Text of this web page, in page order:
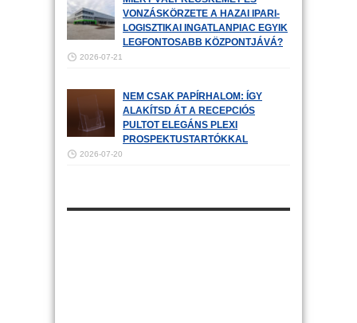
VONZÁSKÖRZETE A HAZAI IPARI-
LOGISZTIKAI INGATLANPIAC EGYIK
LEGFONTOSABB KÖZPONTJÁVÁ?
2026-07-21
NEM CSAK PAPÍRHALOM: ÍGY
ALAKÍTSD ÁT A RECEPCIÓS
PULTOT ELEGÁNS PLEXI
PROSPEKTUSTARTÓKKAL
2026-07-20